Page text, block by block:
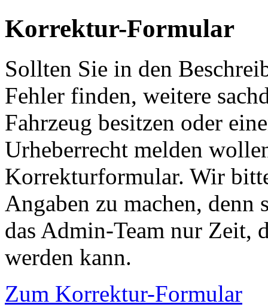
Korrektur-Formular
Sollten Sie in den
Fehler finden, weitere
Fahrzeug besitzen oder
Urheberrecht melden
Korrekturformular. Wir
Angaben zu machen,
das Admin-Team nur Zeit,
werden kann.
Zum Korrektur-Formular